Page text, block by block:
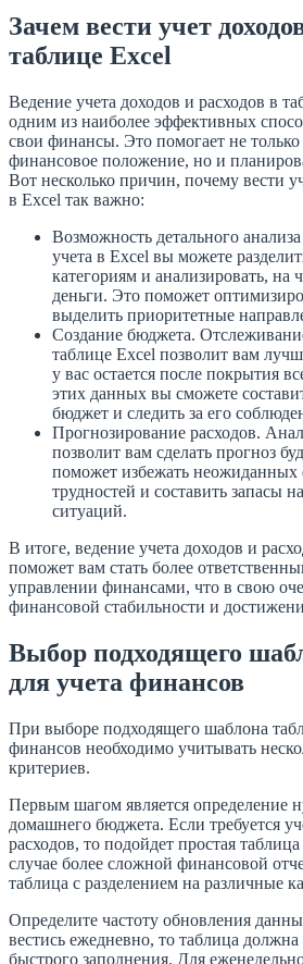
Зачем вести учет
таблице Excel
Ведение учета доходов и расходов в
одним из наиболее эффективных
свои финансы. Это помогает не
финансовое положение, но и
Вот несколько причин, почему вести
в Excel так важно:
Возможность детального
учета в Excel вы можете
категориям и анализировать, на
деньги. Это поможет
выделить приоритетные
Создание бюджета.
таблице Excel позволит вам
у вас остается после покрытия
этих данных вы сможете
бюджет и следить за его
Прогнозирование расходов.
позволит вам сделать прогноз
поможет избежать
трудностей и составить запасы
ситуаций.
В итоге, ведение учета доходов и
поможет вам стать более
управлении финансами, что в свою
финансовой стабильности и
Выбор подходящего
для учета финансов
При выборе подходящего шаблона
финансов необходимо учитывать
критериев.
Первым шагом является определение
домашнего бюджета. Если требуется
расходов, то подойдет простая
случае более сложной финансовой
таблица с разделением на различные
Определите частоту обновления
вестись ежедневно, то таблица
быстрого заполнения. Для